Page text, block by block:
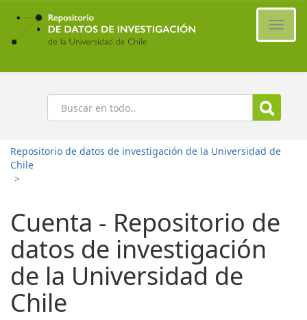
Ir
contenido
principal
Buscar
Repositorio de datos de investigación de la Universidad de
Chile
>
Cuenta - Repositorio de
datos de investigación
de la Universidad de
Chile